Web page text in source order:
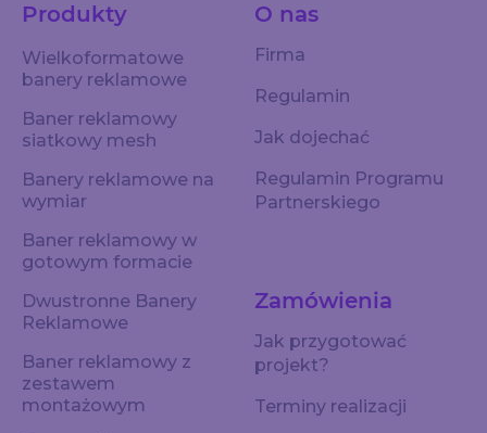
Produkty
Wielkoformatowe
banery reklamowe
Baner reklamowy
siatkowy mesh
Banery reklamowe na
wymiar
Baner reklamowy w
gotowym formacie
Dwustronne Banery
Reklamowe
Baner reklamowy z
zestawem
montażowym
O nas
Firma
Regulamin
Jak dojechać
Regulamin Programu
Partnerskiego
Zamówienia
Jak przygotować
projekt?
Terminy realizacji